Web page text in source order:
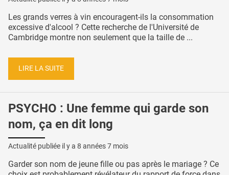
Les grands verres à vin encouragent-ils la consommation
excessive d'alcool ? Cette recherche de l'Université de
Cambridge montre non seulement que la taille de ...
LIRE LA SUITE
PSYCHO : Une femme qui garde son
nom, ça en dit long
Actualité publiée il y a 8 années 7 mois
Garder son nom de jeune fille ou pas après le mariage ? Ce